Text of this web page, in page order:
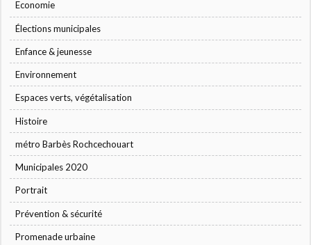
Economie
Élections municipales
Enfance & jeunesse
Environnement
Espaces verts, végétalisation
Histoire
métro Barbès Rochcechouart
Municipales 2020
Portrait
Prévention & sécurité
Promenade urbaine